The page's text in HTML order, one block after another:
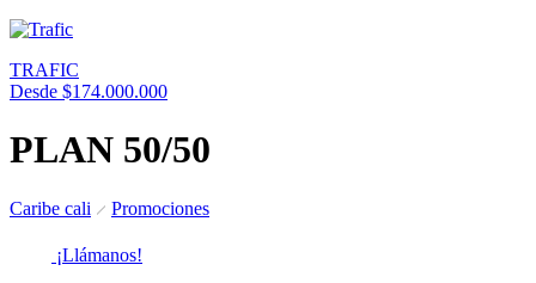
TRAFIC
Desde $174.000.000
PLAN 50/50
Caribe cali Promociones
¡Llámanos!